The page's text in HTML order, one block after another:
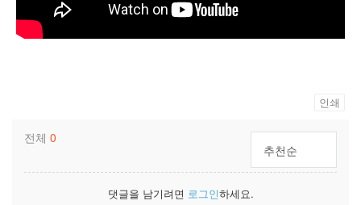
인쇄
전체 0
추천순
댓글을 남기려면 로그인하세요.